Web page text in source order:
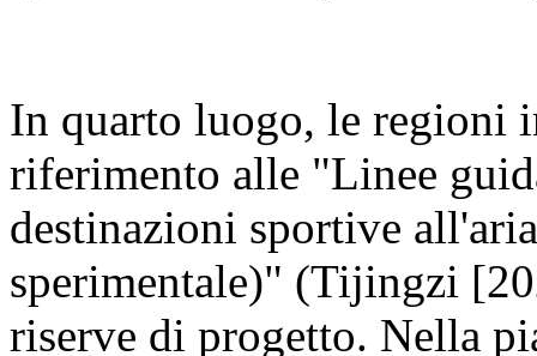
In quarto luogo, le regioni
riferimento alle "Linee
destinazioni sportive
sperimentale)" (Tijingzi
riserve di progetto. Nella